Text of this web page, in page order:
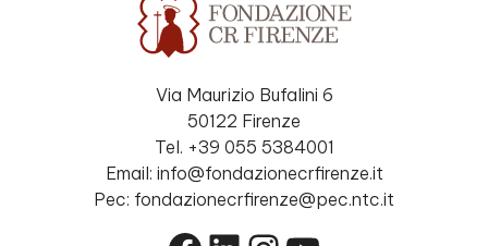
Via Maurizio Bufalini 6
50122 Firenze
Tel. +39 055 5384001
Email: info@fondazionecrfirenze.it
Pec: fondazionecrfirenze@pec.ntc.it